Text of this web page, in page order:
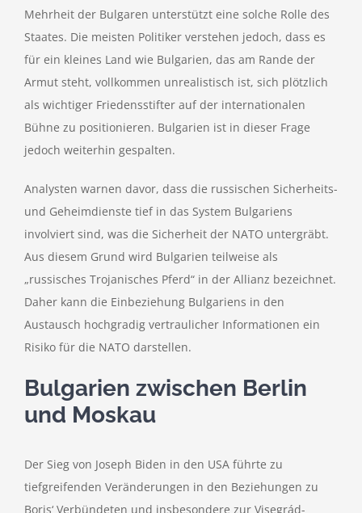
Mehrheit der Bulgaren unterstützt eine solche Rolle des
Staates. Die meisten Politiker verstehen jedoch, dass es
für ein kleines Land wie Bulgarien, das am Rande der
Armut steht, vollkommen unrealistisch ist, sich plötzlich
als wichtiger Friedensstifter auf der internationalen
Bühne zu positionieren. Bulgarien ist in dieser Frage
jedoch weiterhin gespalten.
Analysten warnen davor, dass die russischen Sicherheits-
und Geheimdienste tief in das System Bulgariens
involviert sind, was die Sicherheit der NATO untergräbt.
Aus diesem Grund wird Bulgarien teilweise als
„russisches Trojanisches Pferd“ in der Allianz bezeichnet.
Daher kann die Einbeziehung Bulgariens in den
Austausch hochgradig vertraulicher Informationen ein
Risiko für die NATO darstellen.
Bulgarien zwischen Berlin
und Moskau
Der Sieg von Joseph Biden in den USA führte zu
tiefgreifenden Veränderungen in den Beziehungen zu
Boris‘ Verbündeten und insbesondere zur Visegrád-